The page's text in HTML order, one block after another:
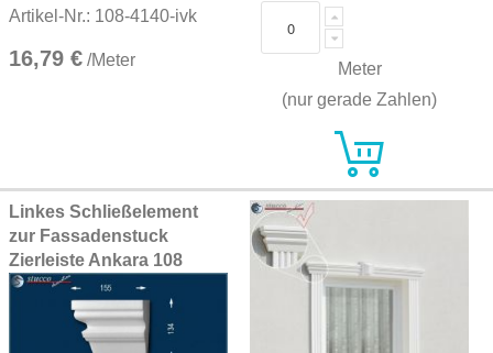
Artikel-Nr.: 108-4140-ivk
16,79 € /Meter
Meter
(nur gerade Zahlen)
Linkes Schließelement
zur Fassadenstuck
Zierleiste Ankara 108